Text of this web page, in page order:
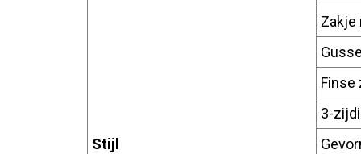
Stijl
Zakje
Finse
3-